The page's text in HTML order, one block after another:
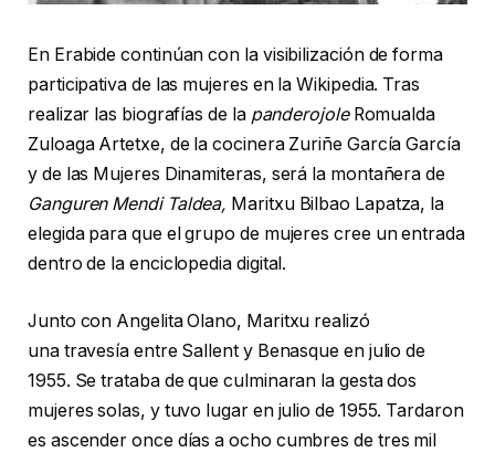
En Erabide continúan con la visibilización de forma
participativa de las mujeres en la Wikipedia. Tras
realizar las biografías de la panderojoleRomualda
Zuloaga Artetxe, de la cocinera Zuriñe García García
y de las Mujeres Dinamiteras, será la montañera de
Ganguren Mendi Taldea, Maritxu Bilbao Lapatza, la
elegida para que el grupo de mujeres cree un entrada
dentro de la enciclopedia digital.
Junto con Angelita Olano, Maritxu realizó
una travesía entre Sallent y Benasque en julio de
1955. Se trataba de que culminaran la gesta dos
mujeres solas, y tuvo lugar en julio de 1955. Tardaron
es ascender once días a ocho cumbres de tres mil